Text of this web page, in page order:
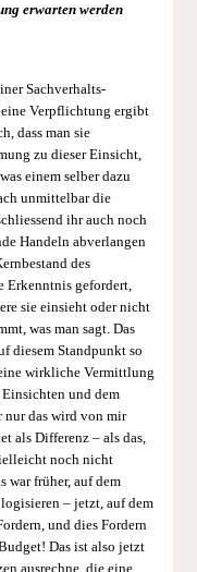
erwarten werden
Sachverhalts-
Verpflichtung ergibt
dass man sie
zu dieser Einsicht,
einem selber dazu
unmittelbar die
ihr auch noch
Handeln abverlangen
des
Erkenntnis gefordert,
sie einsieht oder nicht
was man sagt. Das
diesem Standpunkt so
wirkliche Vermittlung
und dem
nur das wird von mir
als Differenz – als das,
noch nicht
war früher, auf dem
– jetzt, auf dem
und dies Fordern
Das ist also jetzt
ausrechne, die eine,